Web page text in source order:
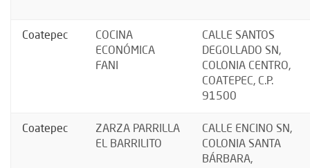
Coatepec
COCINA
ECONÓMICA
FANI
CALLE SANTOS
DEGOLLADO SN,
COLONIA CENTRO,
COATEPEC, C.P.
91500
Coatepec
ZARZA PARRILLA
EL BARRILITO
CALLE ENCINO SN,
COLONIA SANTA
BÁRBARA,